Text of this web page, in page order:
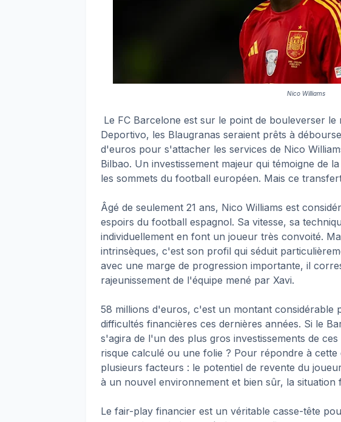
Nico Williams
Le FC Barcelone est sur le point de bouleverser
Deportivo, les Blaugranas seraient prêts à
d'euros pour s'attacher les services de Nico
Bilbao. Un investissement majeur qui témoigne de
les sommets du football européen. Mais ce
Âgé de seulement 21 ans, Nico Williams est
espoirs du football espagnol. Sa vitesse, sa
individuellement en font un joueur très convoité.
intrinsèques, c'est son profil qui séduit
avec une marge de progression importante, il
rajeunissement de l'équipe mené par Xavi.
58 millions d'euros, c'est un montant considérable
difficultés financières ces dernières années. Si le
s'agira de l'un des plus gros investissements de
risque calculé ou une folie ? Pour répondre à
plusieurs facteurs : le potentiel de revente du
à un nouvel environnement et bien sûr, la situation
Le fair-play financier est un véritable casse-tête